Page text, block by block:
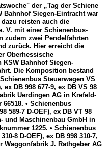
der „Tag der Schiene
Bahnhof Siegen-Eintracht war
dazu reisten auch die
V. mit einer Schienenbus-
zudem zwei Pendelfahrten
zurück. Hier erreicht die
Oberhessische
KSW Bahnhof Siegen-
Die Komposition bestand
Steuerwagen VS
ex DB 998 677-9, ex DB VS 98
Uerdingen AG in Krefeld-
• Schienenbus
589-7 D-OEF), ex DB VT 98
und Maschinenbau GmbH in
1225. • Schienenbus
8 D-OEF), ex DB 998 310-7,
Waggonfabrik J. Rathgeber AG